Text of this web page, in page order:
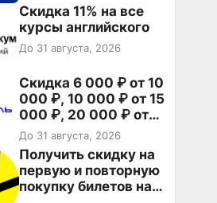
Скидка 11% на все
курсы английского
До 31 августа, 2026
Скидка 6 000 ₽ от 10
000 ₽, 10 000 ₽ от 15
000 ₽, 20 000 ₽ от
30 000 ₽ и 35 000 ₽
от 50 000 ₽ на
первый и все
повторные заказы по
промокоду НАБЕРИ
До 31 августа, 2026
Получить скидку на
первую и повторную
покупку билетов на